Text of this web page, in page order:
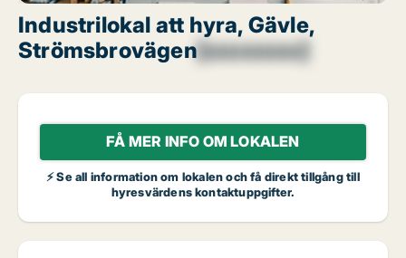
Industrilokal att hyra, Gävle,
Strömsbrovägen[xxxxxxxx]
FÅ MER INFO OM LOKALEN
⚡ Se all information om lokalen och få direkt tillgång till
hyresvärdens kontaktuppgifter.